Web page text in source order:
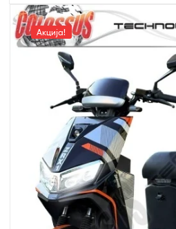
Акција!